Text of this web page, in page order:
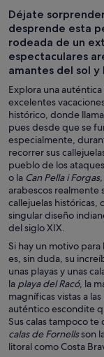
Déjate
desprende esta
rodeada de un
espectaculares
amantes del sol y
Explora una
excelentes
histórico, donde
pues desde que se
especialmente,
recorrer sus
pueblo de los
o la Can Pella i Forgas,
arabescos
callejuelas históricas,
singular diseño
del siglo XIX.
Si hay un motivo
es, sin duda, su
unas playas y unas
la playa del Racó, la
magníficas vistas a las
auténtico escondite
Sus calas tampoco
calas de Fornellsson
litoral como Costa